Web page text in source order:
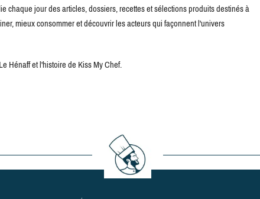
chaque jour des articles, dossiers, recettes et sélections produits destinés à
mieux consommer et découvrir les acteurs qui façonnent l'univers
Hénaff et l'histoire de Kiss My Chef.